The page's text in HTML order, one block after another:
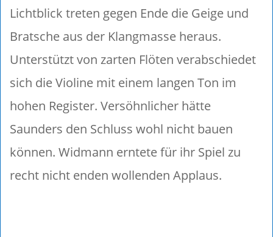
Lichtblick treten gegen Ende die Geige und
Bratsche aus der Klangmasse heraus.
Unterstützt von zarten Flöten verabschiedet
sich die Violine mit einem langen Ton im
hohen Register. Versöhnlicher hätte
Saunders den Schluss wohl nicht bauen
können. Widmann erntete für ihr Spiel zu
recht nicht enden wollenden Applaus.